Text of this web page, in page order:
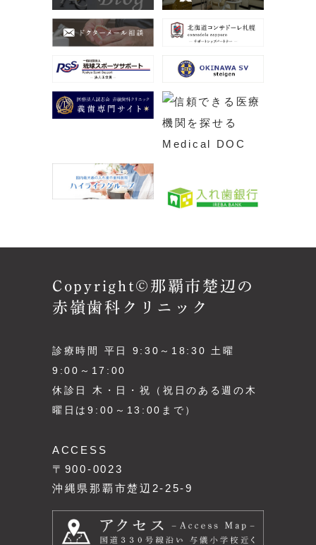
Copyright©那覇市楚辺の
赤嶺歯科クリニック
診療時間 平日 9:30～18:30 土曜
9:00～17:00
休診日 木・日・祝（祝日のある週の木
曜日は9:00～13:00まで）
ACCESS
〒900-0023
沖縄県那覇市楚辺2-25-9